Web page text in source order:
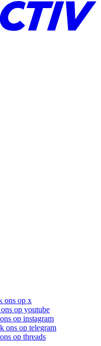
ons op x
op youtube
op instagram
ons op telegram
op threads